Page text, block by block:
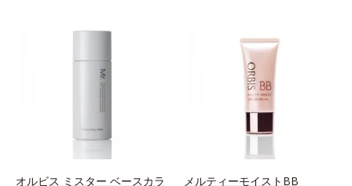
を“つるん”と隠すリキッドファンデ
ーションです。年齢とともに増えて
いくお悩みを自然に隠しつつも、ま
体(*1)が大きさの異なる毛穴にも隙
なくフィットするから。粉体の表面
にダマ防止の特殊コーティングを施
凸をつるんとなめらかに(*1)。スキ
ンケア発想の化粧下地です。保湿成
分が肌全層(*2)に働きかけて、肌の
うるおいをグンとアップ＆リッチな
クリームのようにぴたっと密着。乾
燥による小ジワを目立たなく(*1)
し、つるんとしたハリ肌に仕上げま
す。むやみに隠すのではなくふわり
と光を拡散させ、メイク×スキンケ
オルビス ミスター ベースカラ
メルティーモイストBB